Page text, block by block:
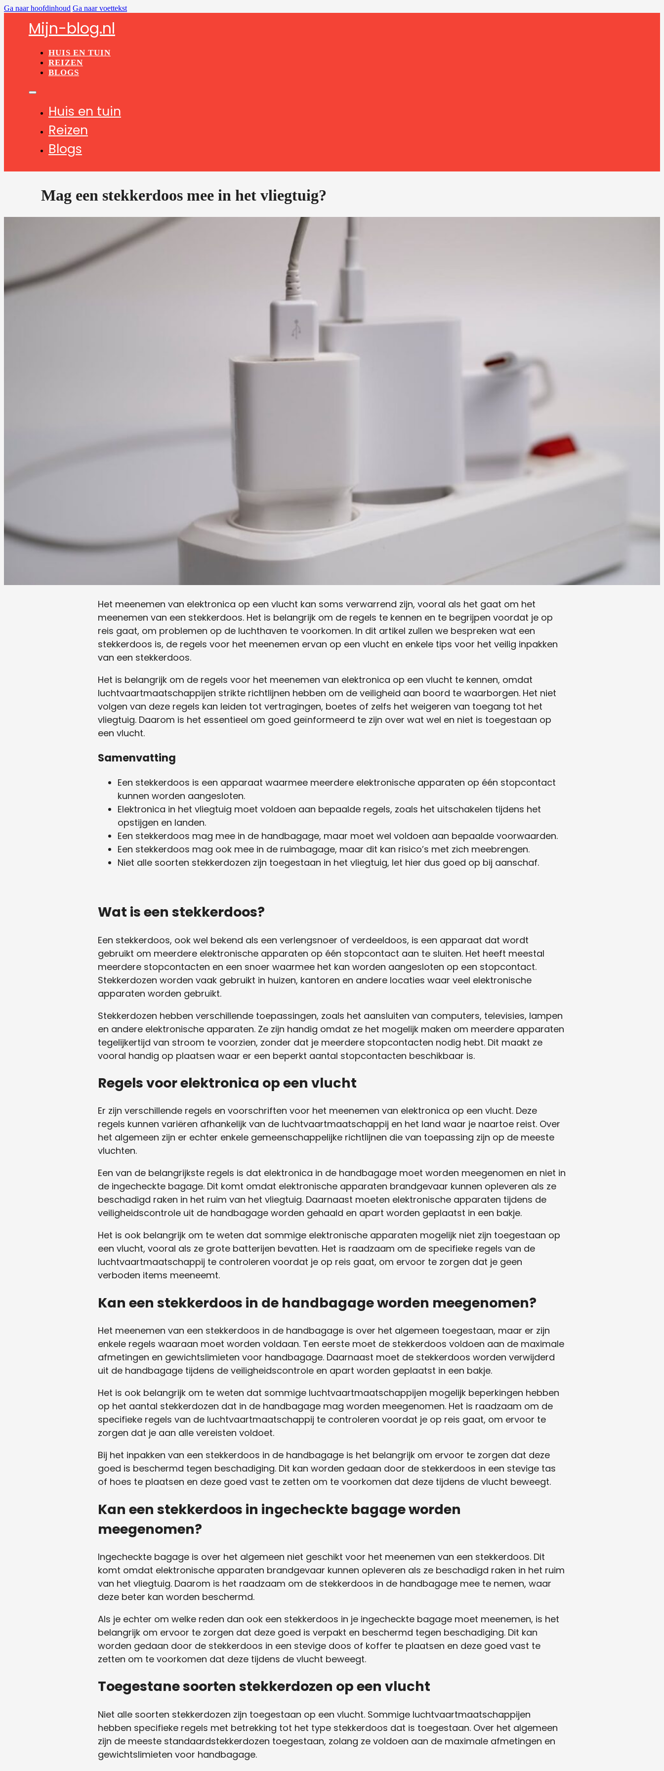
Ga naar hoofdinhoud Ga naar voettekst
Mijn-blog.nl
HUIS EN TUIN
REIZEN
BLOGS
Huis en tuin
Reizen
Blogs
Mag een stekkerdoos mee in het vliegtuig?
Het meenemen van elektronica op een vlucht kan soms verwarrend zijn, vooral als het gaat om het
meenemen van een stekkerdoos. Het is belangrijk om de regels te kennen en te begrijpen voordat je op
reis gaat, om problemen op de luchthaven te voorkomen. In dit artikel zullen we bespreken wat een
stekkerdoos is, de regels voor het meenemen ervan op een vlucht en enkele tips voor het veilig inpakken
van een stekkerdoos.
Het is belangrijk om de regels voor het meenemen van elektronica op een vlucht te kennen, omdat
luchtvaartmaatschappijen strikte richtlijnen hebben om de veiligheid aan boord te waarborgen. Het niet
volgen van deze regels kan leiden tot vertragingen, boetes of zelfs het weigeren van toegang tot het
vliegtuig. Daarom is het essentieel om goed geïnformeerd te zijn over wat wel en niet is toegestaan ​​op
een vlucht.
Samenvatting
Een stekkerdoos is een apparaat waarmee meerdere elektronische apparaten op één stopcontact
kunnen worden aangesloten.
Elektronica in het vliegtuig moet voldoen aan bepaalde regels, zoals het uitschakelen tijdens het
opstijgen en landen.
Een stekkerdoos mag mee in de handbagage, maar moet wel voldoen aan bepaalde voorwaarden.
Een stekkerdoos mag ook mee in de ruimbagage, maar dit kan risico’s met zich meebrengen.
Niet alle soorten stekkerdozen zijn toegestaan in het vliegtuig, let hier dus goed op bij aanschaf.
Wat is een stekkerdoos?
Een stekkerdoos, ook wel bekend als een verlengsnoer of verdeeldoos, is een apparaat dat wordt
gebruikt om meerdere elektronische apparaten op één stopcontact aan te sluiten. Het heeft meestal
meerdere stopcontacten en een snoer waarmee het kan worden aangesloten op een stopcontact.
Stekkerdozen worden vaak gebruikt in huizen, kantoren en andere locaties waar veel elektronische
apparaten worden gebruikt.
Stekkerdozen hebben verschillende toepassingen, zoals het aansluiten van computers, televisies, lampen
en andere elektronische apparaten. Ze zijn handig omdat ze het mogelijk maken om meerdere apparaten
tegelijkertijd van stroom te voorzien, zonder dat je meerdere stopcontacten nodig hebt. Dit maakt ze
vooral handig op plaatsen waar er een beperkt aantal stopcontacten beschikbaar is.
Regels voor elektronica op een vlucht
Er zijn verschillende regels en voorschriften voor het meenemen van elektronica op een vlucht. Deze
regels kunnen variëren afhankelijk van de luchtvaartmaatschappij en het land waar je naartoe reist. Over
het algemeen zijn er echter enkele gemeenschappelijke richtlijnen die van toepassing zijn op de meeste
vluchten.
Een van de belangrijkste regels is dat elektronica in de handbagage moet worden meegenomen en niet in
de ingecheckte bagage. Dit komt omdat elektronische apparaten brandgevaar kunnen opleveren als ze
beschadigd raken in het ruim van het vliegtuig. Daarnaast moeten elektronische apparaten tijdens de
veiligheidscontrole uit de handbagage worden gehaald en apart worden geplaatst in een bakje.
Het is ook belangrijk om te weten dat sommige elektronische apparaten mogelijk niet zijn toegestaan ​​op
een vlucht, vooral als ze grote batterijen bevatten. Het is raadzaam om de specifieke regels van de
luchtvaartmaatschappij te controleren voordat je op reis gaat, om ervoor te zorgen dat je geen
verboden items meeneemt.
Kan een stekkerdoos in de handbagage worden meegenomen?
Het meenemen van een stekkerdoos in de handbagage is over het algemeen toegestaan, maar er zijn
enkele regels waaraan moet worden voldaan. Ten eerste moet de stekkerdoos voldoen aan de maximale
afmetingen en gewichtslimieten voor handbagage. Daarnaast moet de stekkerdoos worden verwijderd
uit de handbagage tijdens de veiligheidscontrole en apart worden geplaatst in een bakje.
Het is ook belangrijk om te weten dat sommige luchtvaartmaatschappijen mogelijk beperkingen hebben
op het aantal stekkerdozen dat in de handbagage mag worden meegenomen. Het is raadzaam om de
specifieke regels van de luchtvaartmaatschappij te controleren voordat je op reis gaat, om ervoor te
zorgen dat je aan alle vereisten voldoet.
Bij het inpakken van een stekkerdoos in de handbagage is het belangrijk om ervoor te zorgen dat deze
goed is beschermd tegen beschadiging. Dit kan worden gedaan door de stekkerdoos in een stevige tas
of hoes te plaatsen en deze goed vast te zetten om te voorkomen dat deze tijdens de vlucht beweegt.
Kan een stekkerdoos in ingecheckte bagage worden
meegenomen?
Ingecheckte bagage is over het algemeen niet geschikt voor het meenemen van een stekkerdoos. Dit
komt omdat elektronische apparaten brandgevaar kunnen opleveren als ze beschadigd raken in het ruim
van het vliegtuig. Daarom is het raadzaam om de stekkerdoos in de handbagage mee te nemen, waar
deze beter kan worden beschermd.
Als je echter om welke reden dan ook een stekkerdoos in je ingecheckte bagage moet meenemen, is het
belangrijk om ervoor te zorgen dat deze goed is verpakt en beschermd tegen beschadiging. Dit kan
worden gedaan door de stekkerdoos in een stevige doos of koffer te plaatsen en deze goed vast te
zetten om te voorkomen dat deze tijdens de vlucht beweegt.
Toegestane soorten stekkerdozen op een vlucht
Niet alle soorten stekkerdozen zijn toegestaan ​​op een vlucht. Sommige luchtvaartmaatschappijen
hebben specifieke regels met betrekking tot het type stekkerdoos dat is toegestaan. Over het algemeen
zijn de meeste standaardstekkerdozen toegestaan, zolang ze voldoen aan de maximale afmetingen en
gewichtslimieten voor handbagage.